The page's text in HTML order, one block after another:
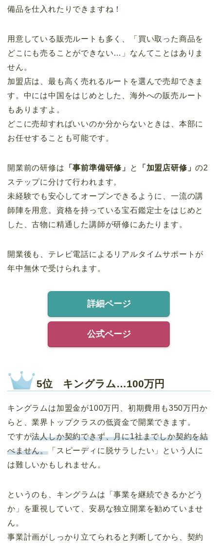
備品を仕入れたりできますね！
用意している販売ルートも多く、「買い取った商品を
どこにも売ることができない…」なんてことはありま
せん。
加盟店は、最も高く売れるルートを選んで売却できま
す。中には中国をはじめとした、海外への販売ルート
もありますよ。
どこに売却すればいいのか分からないときは、本部に
お任せすることも可能です。
開業前の研修は 「事前準備研修」 と 「加盟店研修」の2
ステップに分けて行われます。
未経験でも安心してオープンできるように、一流の講
師陣を用意。資格を持っている宝石鑑定士をはじめと
した、古物に精通した講師が研修にあたります。
開業後も、テレビ電話によるリアルタイムサポートが
年中無休で受けられます。
詳細ページ
公式ページ
5位 キングラム…100万円
キングラムは加盟金が100万円、初期費用も350万円か
らと、業界トップクラスの低資金で開業できます。
ですが法人しか契約できず、月に1社までしか契約を結
べません。 「スピーディに脱サラしたい」という人に
は難しいかもしれません。
というのも、キングラムは「事業を継続できるかどう
か」を重視していて、安易な独立開業を勧めていませ
ん。
事業計画がしっかり立てられると判断してから、契約